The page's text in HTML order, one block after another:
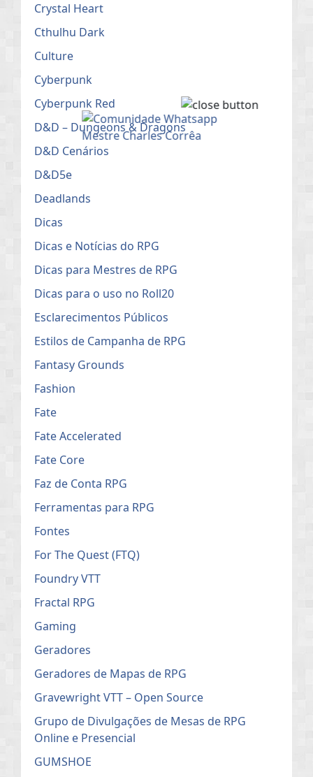
Crystal Heart
Cthulhu Dark
Culture
Cyberpunk
Cyberpunk Red
D&D – Dungeons & Dragons
D&D Cenários
D&D5e
Deadlands
Dicas
Dicas e Notícias do RPG
Dicas para Mestres de RPG
Dicas para o uso no Roll20
Esclarecimentos Públicos
Estilos de Campanha de RPG
Fantasy Grounds
Fashion
Fate
Fate Accelerated
Fate Core
Faz de Conta RPG
Ferramentas para RPG
Fontes
For The Quest (FTQ)
Foundry VTT
Fractal RPG
Gaming
Geradores
Geradores de Mapas de RPG
Gravewright VTT – Open Source
Grupo de Divulgações de Mesas de RPG
Online e Presencial
GUMSHOE